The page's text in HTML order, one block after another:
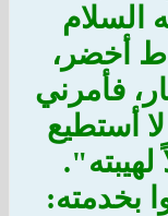
السلام
أخضر،
فأمرني
أستطيع
لهيبته".
بخدمته: